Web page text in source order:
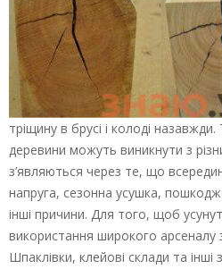
тріщину в брусі і колоді
деревини можуть виникнути з
з’являються через те, що
напруга, сезонна усушка,
інші причини. Для того, щоб
використання широкого арсеналу
Шпаклівки, клейові склади та інші